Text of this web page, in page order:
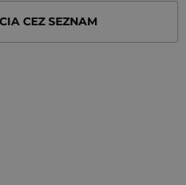
CEZ SEZNAM